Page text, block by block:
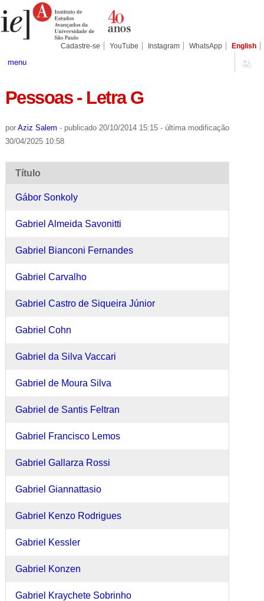
para
conteúdo.
Pessoais
Cadastre-se YouTube Instagram WhatsApp English
menu
Pessoas - Letra G
por Aziz Salem - publicado20/10/2014 15:15 - última modificação
30/04/2025 10:58
Título
Gábor Sonkoly
Gabriel Almeida Savonitti
Gabriel Bianconi Fernandes
Gabriel Carvalho
Gabriel Castro de Siqueira Júnior
Gabriel Cohn
Gabriel da Silva Vaccari
Gabriel de Moura Silva
Gabriel de Santis Feltran
Gabriel Francisco Lemos
Gabriel Gallarza Rossi
Gabriel Giannattasio
Gabriel Kenzo Rodrigues
Gabriel Kessler
Gabriel Konzen
Gabriel Kraychete Sobrinho